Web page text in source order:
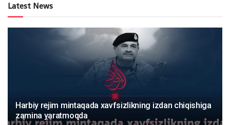
Latest News
Harbiy rejim mintaqada xavfsizlikning izdan chiqishiga
zamina yaratmoqda